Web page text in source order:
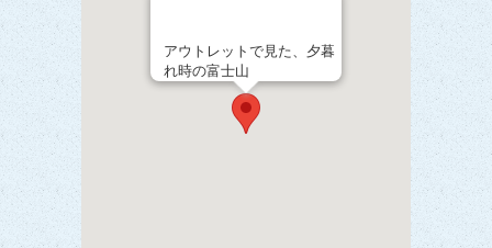
アウトレットで見た、夕暮
れ時の富士山